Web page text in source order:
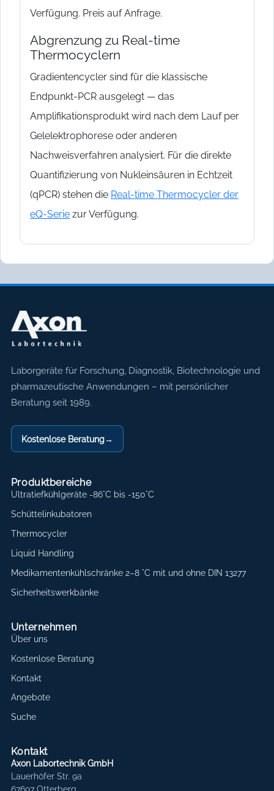
Verfügung. Preis auf Anfrage.
Abgrenzung zu Real-time
Thermocyclern
Gradientencycler sind für die klassische
Endpunkt-PCR ausgelegt — das
Amplifikationsprodukt wird nach dem Lauf per
Gelelektrophorese oder anderen
Nachweisverfahren analysiert. Für die direkte
Quantifizierung von Nukleinsäuren in Echtzeit
(qPCR) stehen die Real-time Thermocycler der
eQ-Serie zur Verfügung.
Axon Labortechnik
Laborgeräte für Forschung, Diagnostik, Biotechnologie und
pharmazeutische Anwendungen – mit persönlicher
Beratung seit 1989.
Kostenlose Beratung→
Produktbereiche
Ultratiefkühlgeräte -86°C bis -150°C
Schüttelinkubatoren
Thermocycler
Liquid Handling
Medikamentenkühlschränke 2–8 °C mit und ohne DIN 13277
Sicherheitswerkbänke
Unternehmen
Über uns
Kostenlose Beratung
Kontakt
Angebote
Suche
Kontakt
Axon Labortechnik GmbH
Lauerhöfer Str. 9a